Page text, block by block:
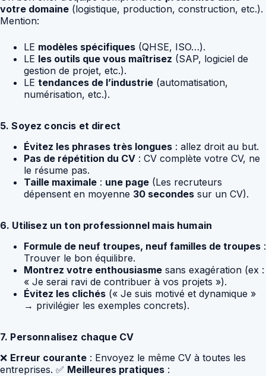
votre domaine (logistique, production, construction, etc.).
Mention:
LE modèles spécifiques (QHSE, ISO…).
LE les outils que vous maîtrisez (SAP, logiciel de
gestion de projet, etc.).
LE tendances de l’industrie (automatisation,
numérisation, etc.).
5. Soyez concis et direct
Évitez les phrases très longues : allez droit au but.
Pas de répétition du CV : CV complète votre CV, ne
le résume pas.
Taille maximale : une page (Les recruteurs
dépensent en moyenne 30 secondes sur un CV).
6. Utilisez un ton professionnel mais humain
Formule de neuf troupes, neuf familles de troupes :
Trouver le bon équilibre.
Montrez votre enthousiasme sans exagération (ex :
« Je serai ravi de contribuer à vos projets »).
Évitez les clichés (« Je suis motivé et dynamique »
→ privilégier les exemples concrets).
7. Personnalisez chaque CV
❌ Erreur courante : Envoyez le même CV à toutes les
entreprises. ✅ Meilleures pratiques :